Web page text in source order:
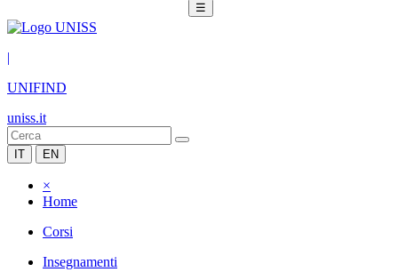
☰
|
UNIFIND
uniss.it
IT EN
×
Home
Corsi
Insegnamenti